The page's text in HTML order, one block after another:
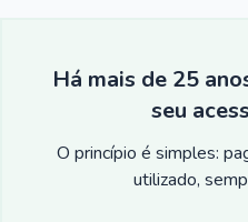
Há mais de 25
seu
O princípio é simples:
utilizado,